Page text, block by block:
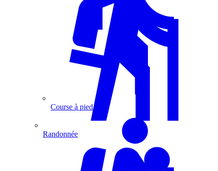
Course à pied
Randonnée